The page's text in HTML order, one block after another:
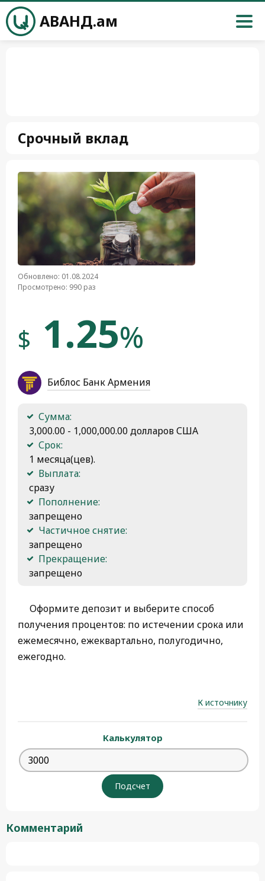
АВАНД.ам
Срочный вклад
Обновлено: 01.08.2024
Просмотрено: 990 раз
$ 1.25%
Библос Банк Армения
Сумма:
3,000.00 - 1,000,000.00 долларов США
Срок:
1 месяца(цев).
Выплата:
сразу
Пополнение:
запрещено
Частичное снятие:
запрещено
Прекращение:
запрещено
Оформите депозит и выберите способ
получения процентов: по истечении срока или
ежемесячно, ежеквартально, полугодично,
ежегодно.
К источнику
Калькулятор
Комментарий